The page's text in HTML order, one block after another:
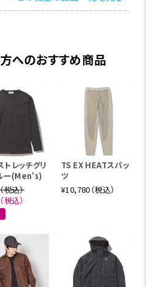
へのおすすめ商品
トレッチグリ
ー(Men's)
税込）
込）
TS EX HEATスパッ
ツ
¥10,780（税込）